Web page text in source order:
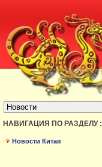
БЫСТРЫЙ ПЕРЕХОД :
НАВИГАЦИЯ ПО РАЗДЕЛУ :
Новости Китая